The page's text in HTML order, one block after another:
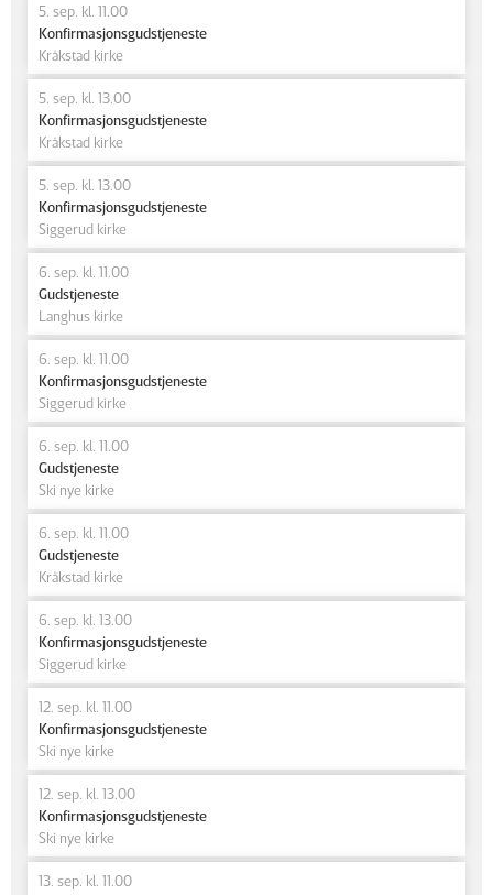
5. sep. kl. 11.00
Konfirmasjonsgudstjeneste
Kråkstad kirke
5. sep. kl. 13.00
Konfirmasjonsgudstjeneste
Kråkstad kirke
5. sep. kl. 13.00
Konfirmasjonsgudstjeneste
Siggerud kirke
6. sep. kl. 11.00
Gudstjeneste
Langhus kirke
6. sep. kl. 11.00
Konfirmasjonsgudstjeneste
Siggerud kirke
6. sep. kl. 11.00
Gudstjeneste
Ski nye kirke
6. sep. kl. 11.00
Gudstjeneste
Kråkstad kirke
6. sep. kl. 13.00
Konfirmasjonsgudstjeneste
Siggerud kirke
12. sep. kl. 11.00
Konfirmasjonsgudstjeneste
Ski nye kirke
12. sep. kl. 13.00
Konfirmasjonsgudstjeneste
Ski nye kirke
13. sep. kl. 11.00